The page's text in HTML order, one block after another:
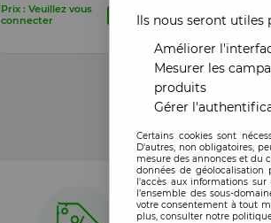
Prix : Veuillez vous
connecter
Ils nous seront utiles
Améliorer
Mesurer les
produits
Gérer
Certains cookies sont
D'autres, non obligatoires,
mesure des annonces et du
données de géolocalisation
l'accès aux informations
l’ensemble des sous-
votre consentement à tout
plus, consulter notre